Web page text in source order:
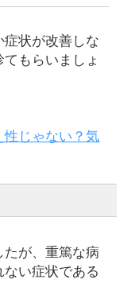
症状が改善しな
もらいましょ
性じゃない？気
たが、重篤な病
い症状である